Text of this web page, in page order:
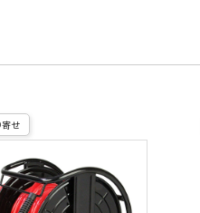
寄せ